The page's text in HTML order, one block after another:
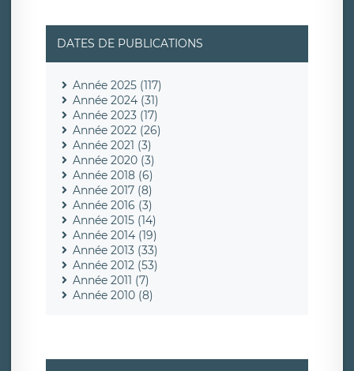
DATES DE PUBLICATIONS
Année 2025 (117)
Année 2024 (31)
Année 2023 (17)
Année 2022 (26)
Année 2021 (3)
Année 2020 (3)
Année 2018 (6)
Année 2017 (8)
Année 2016 (3)
Année 2015 (14)
Année 2014 (19)
Année 2013 (33)
Année 2012 (53)
Année 2011 (7)
Année 2010 (8)